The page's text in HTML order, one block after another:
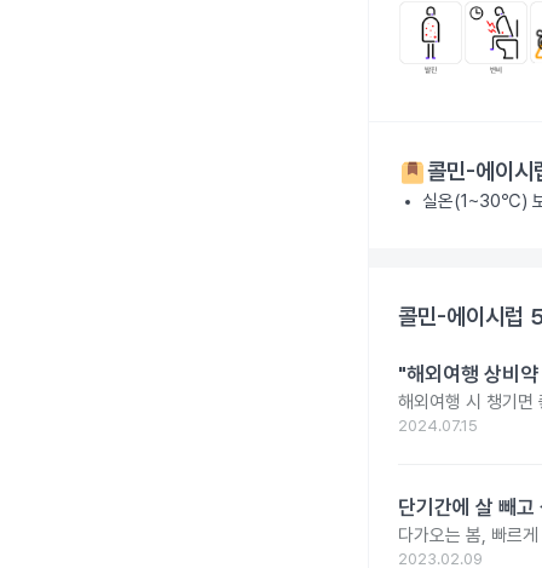
콜민-에이
실온(1~30℃)
콜민-에이시럽
"해외여행 상비
해외여행 시 챙기면
2024.07.15
단기간에 살 빼
다가오는 봄, 빠르
2023.02.09